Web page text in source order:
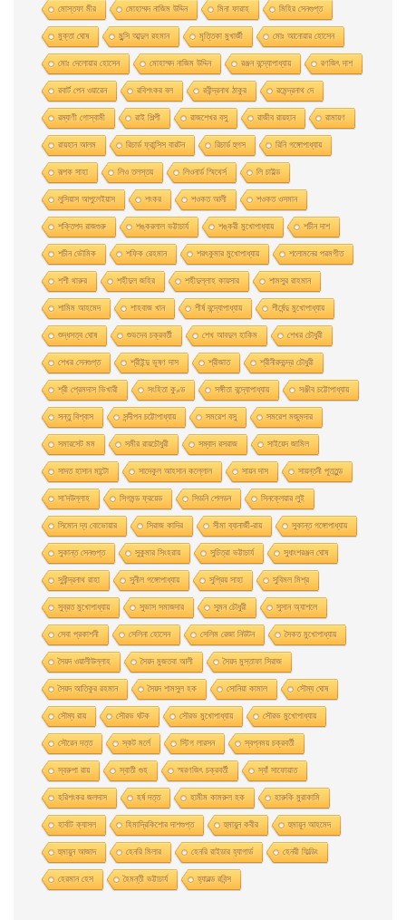
মােস্তফা মীর মােহাম্মদ নাজিম উদ্দিন মিনা ফারাহ মিহির সেনগুপ্ত
মুক্তা ঘোষ মুন্সি আব্দুল রহমান মৃত্তিকা মুখার্জী মোঃ আনোয়ার হোসেন
মোঃ দেলোয়ার হােসেন মোহাম্মদ নাজিম উদ্দিন রঞ্জন বন্দ্যোপাধ্যায় রণজিৎ দাশ
রবার্ট পেন ওয়ারেন রবিশংকর বল রবীন্দ্রনাথ ঠাকুর রমেন্দ্রনাথ দে
রম্যাণী গোস্বামী রাই শিল্পী রাজশেখর বসু রাজীব রায়হান রামায়ণ
রায়হান আলম রিচার্ড ফ্রান্সিস বারটন রিচার্ড হুগস রিনি গঙ্গোপাধ্যায়
রূপক সাহা লিও তলস্তয় লিওনার্ড স্মিথের্স লি চাইল্ড
লুসিয়াস আপুলেইয়াস শংকর শওকত আলী শওকত ওসমান
শক্তিপদ রাজগুরু শঙ্করলাল ভট্টাচার্য শঙ্করী মুখােপাধ্যায় শচীন দাশ
শচীন ভৌমিক শফিক রেহমান শরৎকুমার মুখোপাধ্যায় শলোমনের পরমগীত
শশী থারুর শহীদুল জহির শহীদুল্লাহ কায়সার শামসুর রাহমান
শামিম আহমেদ শাহবাজ খান শীর্ষ বন্দ্যোপাধ্যায় শীর্ষেন্দু মুখোপাধ্যায়
শুদ্ধসত্ব ঘোষ শুভদেব চক্রবর্তী শেখ আবদুল হাকিম শেখর চৌধুরী
শেখর সেনগুপ্ত শ্রীইন্দু ভূষণ দাস শ্রীজাত শ্রীনীরদচন্দ্র চৌধুরী
শ্রী প্রেমদাস ভিখারী সংহিতা কুণ্ড সঙ্গীতা বন্দ্যোপাধ্যায় সঞ্জীব চট্টোপাধ্যায়
সন্তু বিশ্বাস সন্দীপন চট্টোপাধ্যায় সমরেশ বসু সমরেশ মজুমদার
সমারসেট মম সমীর রায়চৌধুরী সম্বাদ রসরাজ সাইয়েদ জামিল
সাদত হাসান মান্টো সাদেকুল আহসান কল্লোল সায়ন দাস সায়ন্তনী পূততুন্ড
সা’দউল্লাহ সিগমন্ড ফ্রয়েড সিডনি শেলডন সিনক্লেয়ার লুই
সিমোন দ্য বোভোয়ার সিরাজ কাদির সীমা ব্যানার্জী-রায় সুকান্ত গঙ্গোপাধ্যায়
সুকান্ত সেনগুপ্ত সুকুমার সিংহরায় সুচিত্রা ভট্টাচার্য সুধাংশরঞ্জন ঘোষ
সুধীন্দ্রনাথ রাহা সুনীল গঙ্গোপাধ্যায় সুপ্রিয় সাহা সুবিমল মিশ্র
সুব্রত মুখোপাধ্যায় সুভাস সমাজদার সুমন চৌধুরী সুসান অ্যাশলে
সেবা প্রকাশনী সেলিনা হােসেন সেলিম রেজা নিউটন সৈকত মুখোপাধ্যায়
সৈয়দ ওয়ালীউল্লাহ সৈয়দ মুজতবা আলী সৈয়দ মুস্তাফা সিরাজ
সৈয়দ আতিকুর রহমান সৈয়দ শামসুল হক সোনিয়া কামাল সৌম্য ঘােষ
সৌম্য রায় সৌরভ ঘটক সৌরভ মুখােপাধ্যায় সৌরভ মুখোপাধ্যায়
সৌরেন দত্ত স্কট মর্লে স্টিগ লারসন স্বপ্নময় চক্রবর্তী
স্বরুপা রায় স্বাতী গুহ স্মরণজিৎ চক্রবর্তী স্যাঁ সাফোয়াত
হরিশংকর জলদাস হর্ষ দত্ত হামীম কামরুল হক হারুকি মুরাকামি
হার্বাট ক্যাসল হিমাদ্রিকিশাের দাশগুপ্ত হুমায়ুন কবীর হুমায়ূন আহমেদ
হুমায়ুন আজাদ হেনরি মিলার হেনরি রাইডার হ্যাগার্ড হেনরী ফিল্ডিং
হেরমান হেস হৈমন্তী ভট্টাচার্য হ্যারল্ড রবিন্স